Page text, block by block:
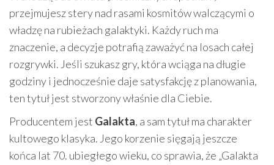
przejmujesz stery nad rasami kosmitów walczącymi o
władzę na rubieżach galaktyki. Każdy ruch ma
znaczenie, a decyzje potrafią zaważyć na losach całej
rozgrywki. Jeśli szukasz gry, która wciąga na długie
godziny i jednocześnie daje satysfakcję z planowania,
ten tytuł jest stworzony właśnie dla Ciebie.
Producentem jest Galakta, a sam tytuł ma charakter
kultowego klasyka. Jego korzenie sięgają jeszcze
końca lat 70. ubiegłego wieku, co sprawia, że „Galakta